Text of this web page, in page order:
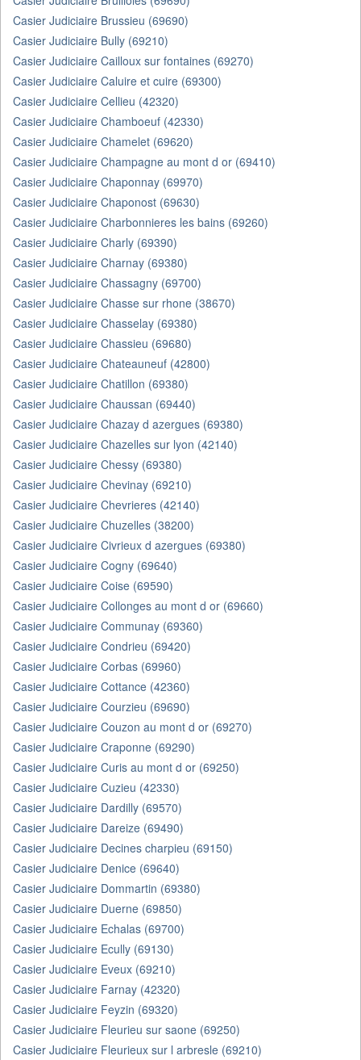
Casier Judiciaire Brussieu (69690)
Casier Judiciaire Bully (69210)
Casier Judiciaire Cailloux sur fontaines (69270)
Casier Judiciaire Caluire et cuire (69300)
Casier Judiciaire Cellieu (42320)
Casier Judiciaire Chamboeuf (42330)
Casier Judiciaire Chamelet (69620)
Casier Judiciaire Champagne au mont d or (69410)
Casier Judiciaire Chaponnay (69970)
Casier Judiciaire Chaponost (69630)
Casier Judiciaire Charbonnieres les bains (69260)
Casier Judiciaire Charly (69390)
Casier Judiciaire Charnay (69380)
Casier Judiciaire Chassagny (69700)
Casier Judiciaire Chasse sur rhone (38670)
Casier Judiciaire Chasselay (69380)
Casier Judiciaire Chassieu (69680)
Casier Judiciaire Chateauneuf (42800)
Casier Judiciaire Chatillon (69380)
Casier Judiciaire Chaussan (69440)
Casier Judiciaire Chazay d azergues (69380)
Casier Judiciaire Chazelles sur lyon (42140)
Casier Judiciaire Chessy (69380)
Casier Judiciaire Chevinay (69210)
Casier Judiciaire Chevrieres (42140)
Casier Judiciaire Chuzelles (38200)
Casier Judiciaire Civrieux d azergues (69380)
Casier Judiciaire Cogny (69640)
Casier Judiciaire Coise (69590)
Casier Judiciaire Collonges au mont d or (69660)
Casier Judiciaire Communay (69360)
Casier Judiciaire Condrieu (69420)
Casier Judiciaire Corbas (69960)
Casier Judiciaire Cottance (42360)
Casier Judiciaire Courzieu (69690)
Casier Judiciaire Couzon au mont d or (69270)
Casier Judiciaire Craponne (69290)
Casier Judiciaire Curis au mont d or (69250)
Casier Judiciaire Cuzieu (42330)
Casier Judiciaire Dardilly (69570)
Casier Judiciaire Dareize (69490)
Casier Judiciaire Decines charpieu (69150)
Casier Judiciaire Denice (69640)
Casier Judiciaire Dommartin (69380)
Casier Judiciaire Duerne (69850)
Casier Judiciaire Echalas (69700)
Casier Judiciaire Ecully (69130)
Casier Judiciaire Eveux (69210)
Casier Judiciaire Farnay (42320)
Casier Judiciaire Feyzin (69320)
Casier Judiciaire Fleurieu sur saone (69250)
Casier Judiciaire Fleurieux sur l arbresle (69210)